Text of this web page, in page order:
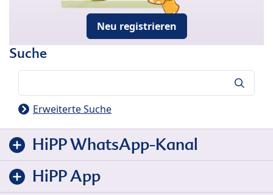
Neu registrieren
Suche
Erweiterte Suche
HiPP WhatsApp-Kanal
HiPP App